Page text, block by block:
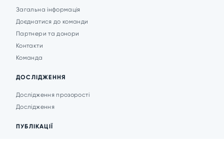
Загальна інформація
Доєднатися до команди
Партнери та донори
Контакти
Команда
ДОСЛІДЖЕННЯ
Дослідження прозорості
Дослідження
ПУБЛІКАЦІЇ